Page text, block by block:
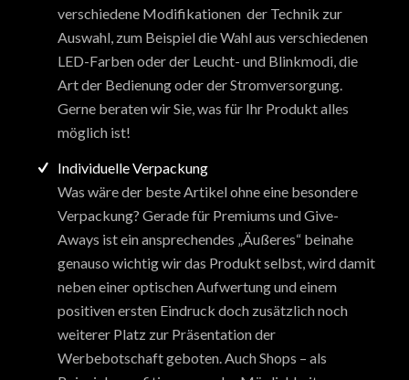
verschiedene Modifikationen der Technik zur
Auswahl, zum Beispiel die Wahl aus verschiedenen
LED-Farben oder der Leucht- und Blinkmodi, die
Art der Bedienung oder der Stromversorgung.
Gerne beraten wir Sie, was für Ihr Produkt alles
möglich ist!
Individuelle Verpackung
Was wäre der beste Artikel ohne eine besondere
Verpackung? Gerade für Premiums und Give-
Aways ist ein ansprechendes „Äußeres“ beinahe
genauso wichtig wir das Produkt selbst, wird damit
neben einer optischen Aufwertung und einem
positiven ersten Eindruck doch zusätzlich noch
weiterer Platz zur Präsentation der
Werbebotschaft geboten. Auch Shops – als